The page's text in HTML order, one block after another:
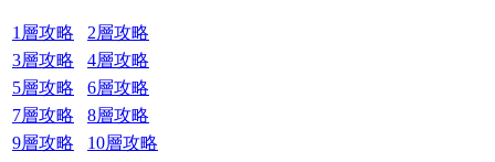
1層攻略
2層攻略
3層攻略
4層攻略
5層攻略
6層攻略
7層攻略
8層攻略
9層攻略
10層攻略